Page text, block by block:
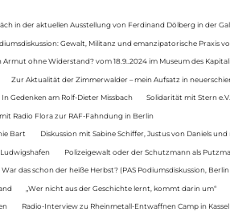
in der aktuellen Ausstellung von Ferdinand Dölberg in der
Gewalt, Militanz und emanzipatorische Praxis
ohne Widerstand? vom 18.9..2024 im Museum des
Zur Aktualität der Zimmerwalder – mein Aufsatz in
In Gedenken am Rolf-Dieter Missbach Solidarität mit Stern e.V.
Radio Flora zur RAF-Fahndung in Berlin
Bart Diskussion mit Sabine Schiffer, Justus von Daniels
Polizeigewalt oder der Schutzmann als
War das schon der heiße Herbst? (PAS Podiumsdiskussion, Berlin
„Wer nicht aus der Geschichte lernt, kommt darin um“
Radio-Interview zu Rheinmetall-Entwaffnen Camp in Kassel